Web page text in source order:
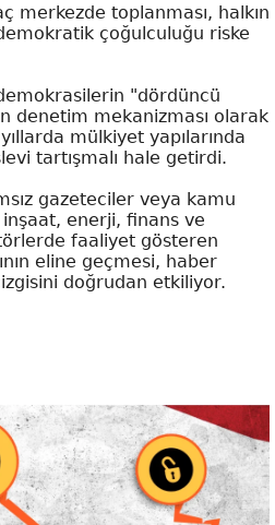
merkezde toplanması, halkın
çoğulculuğu riske
"dördüncü
denetim mekanizması olarak
mülkiyet yapılarında
tartışmalı hale getirdi.
gazeteciler veya kamu
enerji, finans ve
faaliyet gösteren
eline geçmesi, haber
doğrudan etkiliyor.